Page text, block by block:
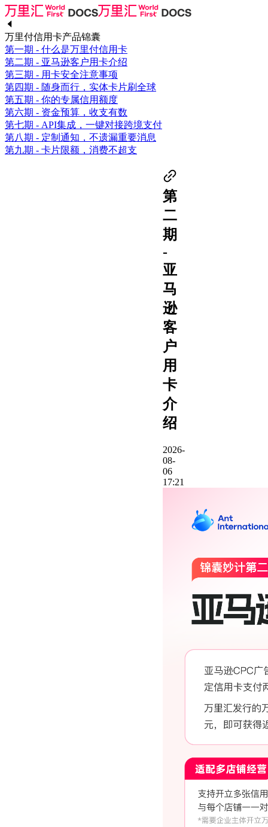
万里付信用卡产品锦囊
第一期 - 什么是万里付信用卡
第二期 - 亚马逊客户用卡介绍
第三期 - 用卡安全注意事项
第四期 - 随身而行，实体卡片刷全球
第五期 - 你的专属信用额度
第六期 - 资金预算，收支有数
第七期 - API集成，一键对接跨境支付
第八期 - 定制通知，不遗漏重要消息
第九期 - 卡片限额，消费不超支
第
二
期
-
亚
马
逊
客
户
用
卡
介
绍
2026-
08-
06
17:21